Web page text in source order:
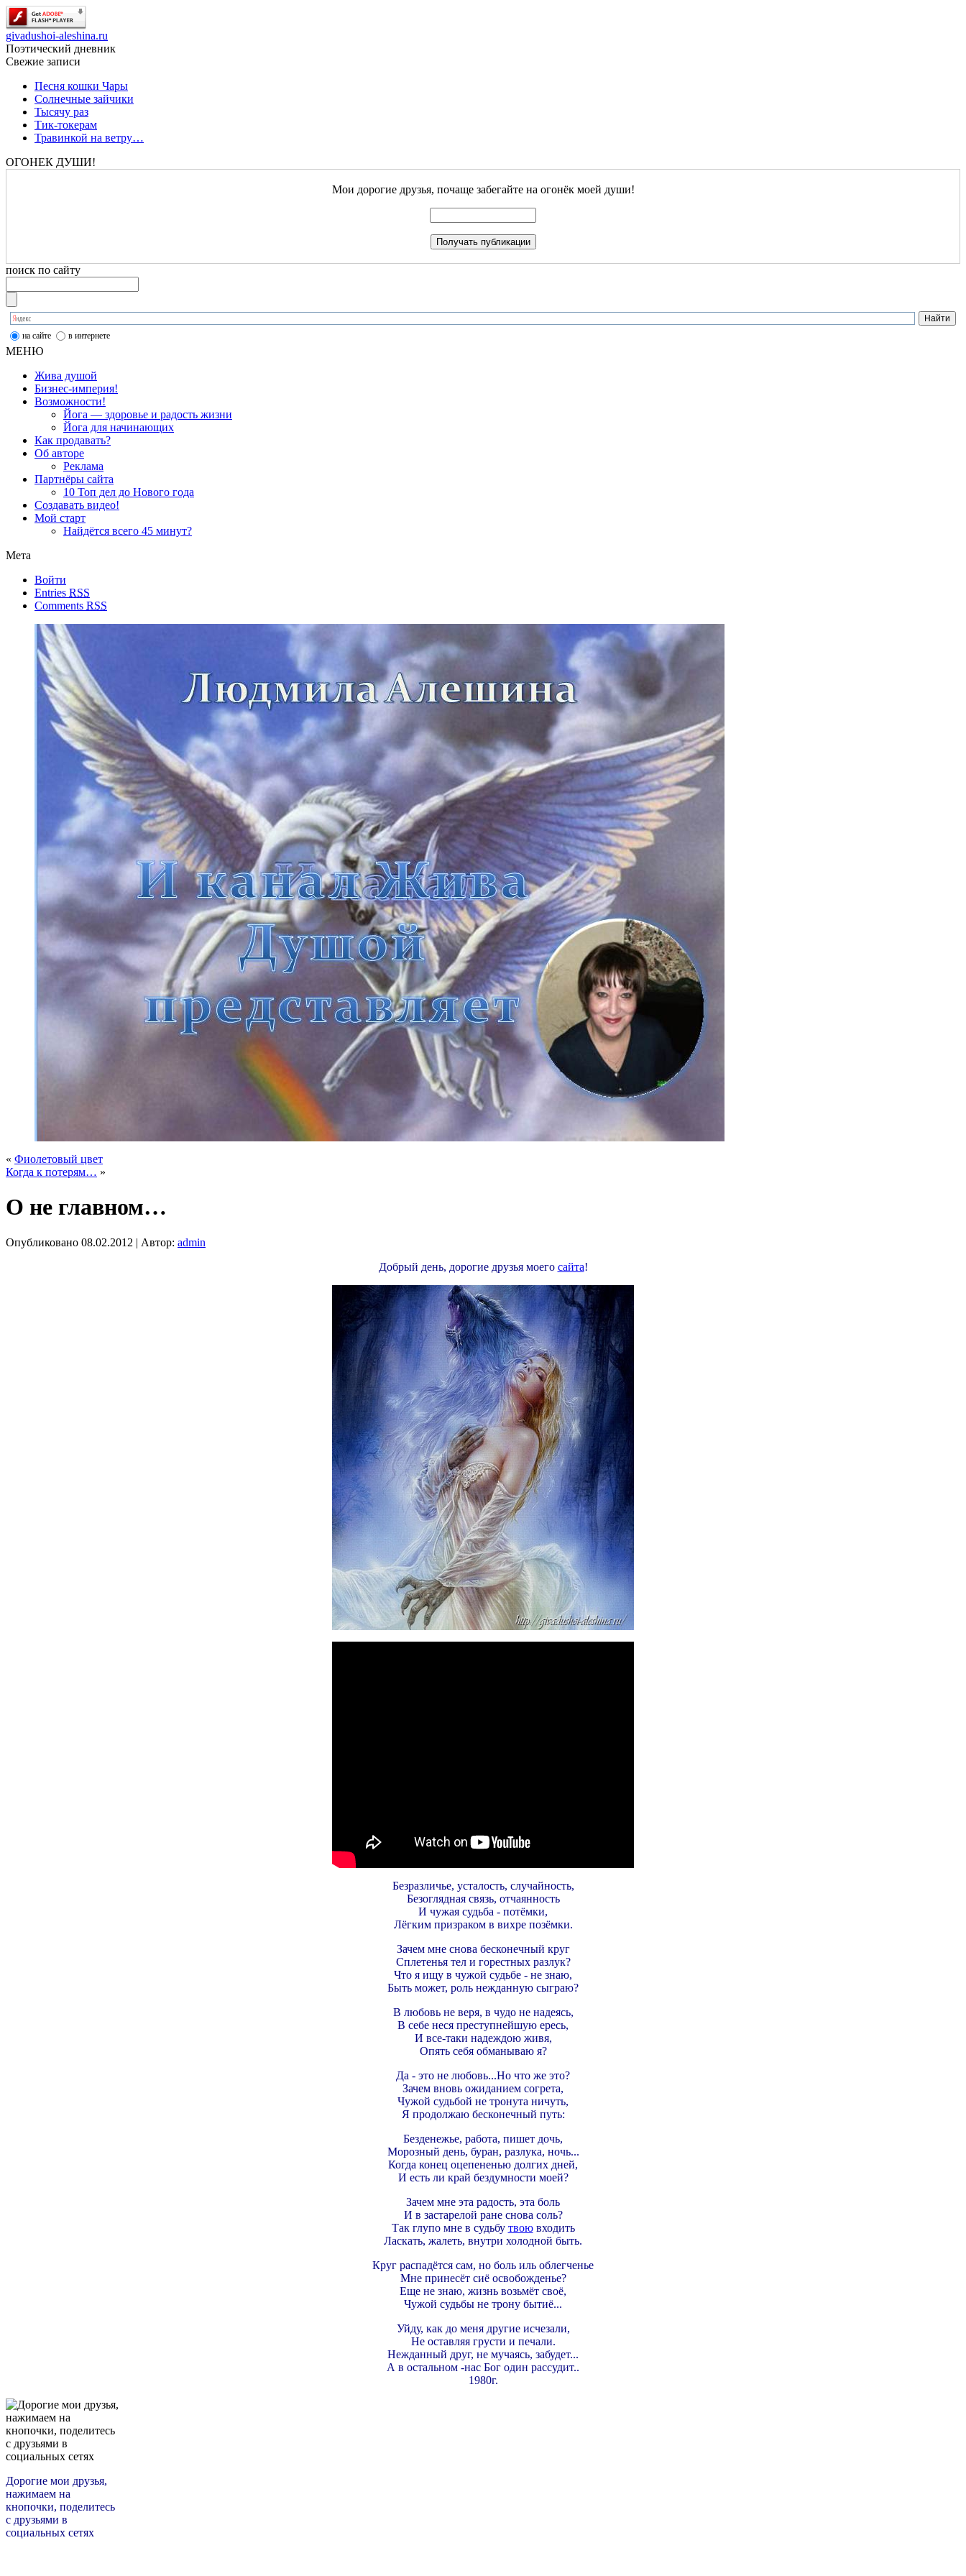
givadushoi-aleshina.ru
Поэтический дневник
Свежие записи
Песня кошки Чары
Солнечные зайчики
Тысячу раз
Тик-токерам
Травинкой на ветру…
ОГОНЕК ДУШИ!
Мои дорогие друзья, почаще забегайте на огонёк моей души!
поиск по сайту
на сайте в интернете
МЕНЮ
Жива душой
Бизнес-империя!
Возможности!
Йога — здоровье и радость жизни
Йога для начинающих
Как продавать?
Об авторе
Реклама
Партнёры сайта
10 Топ дел до Нового года
Создавать видео!
Мой старт
Найдётся всего 45 минут?
Мета
Войти
Entries RSS
Comments RSS
« Фиолетовый цвет
Когда к потерям… »
О не главном…
Опубликовано 08.02.2012 | Автор: admin
Добрый день, дорогие друзья моего сайта!
Безразличье, усталость, случайность,
Безоглядная связь, отчаянность
И чужая судьба - потёмки,
Лёгким призраком в вихре позёмки.
Зачем мне снова бесконечный круг
Сплетенья тел и горестных разлук?
Что я ищу в чужой судьбе - не знаю,
Быть может, роль нежданную сыграю?
В любовь не веря, в чудо не надеясь,
В себе неся преступнейшую ересь,
И все-таки надеждою живя,
Опять себя обманываю я?
Да - это не любовь...Но что же это?
Зачем вновь ожиданием согрета,
Чужой судьбой не тронута ничуть,
Я продолжаю бесконечный путь:
Безденежье, работа, пишет дочь,
Морозный день, буран, разлука, ночь...
Когда конец оцепененью долгих дней,
И есть ли край бездумности моей?
Зачем мне эта радость, эта боль
И в застарелой ране снова соль?
Так глупо мне в судьбу твоювходить
Ласкать, жалеть, внутри холодной быть.
Круг распадётся сам, но боль иль облегченье
Мне принесёт сиё освобожденье?
Еще не знаю, жизнь возьмёт своё,
Чужой судьбы не трону бытиё...
Уйду, как до меня другие исчезали,
Не оставляя грусти и печали.
Нежданный друг, не мучаясь, забудет...
А в остальном -нас Бог один рассудит..
1980г.
Дорогие мои друзья,
нажимаем на
кнопочки, поделитесь
с друзьями в
социальных сетях